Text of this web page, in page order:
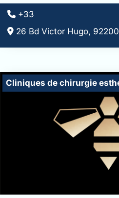
+33
26 Bd Victor Hugo,
Cliniques de chirurgie